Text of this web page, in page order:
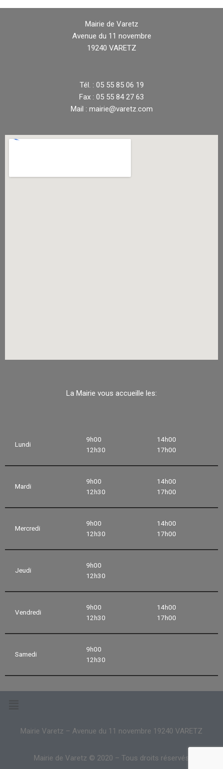
Mairie de Varetz
Avenue du 11 novembre
19240 VARETZ
Tél. : 05 55 85 06 19
Fax : 05 55 84 27 63
Mail : mairie@varetz.com
La Mairie vous accueille les:
Lundi
9h00
12h30
14h00
17h00
Mardi
9h00
12h30
14h00
17h00
Mercredi
9h00
12h30
14h00
17h00
Jeudi
9h00
12h30
Vendredi
9h00
12h30
14h00
17h00
Samedi
9h00
12h30
Mairie Varetz – Avenue du 11 novembre 19240 VARETZ
Mairie de Varetz © 2020 – Tous droits réservés